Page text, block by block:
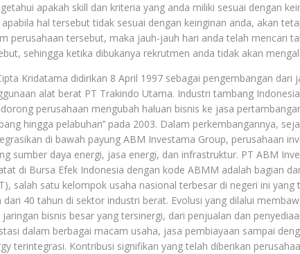
apakah skill dan kriteria yang anda miliki sesuai dengan
apabila hal tersebut tidak sesuai dengan keinginan anda, akan
perusahaan tersebut, maka jauh-jauh hari anda telah mencari
sehingga ketika dibukanya rekrutmen anda tidak akan
Kridatama didirikan 8 April 1997 sebagai pengembangan dari
alat berat PT Trakindo Utama. Industri tambang
perusahaan mengubah haluan bisnis ke jasa
hingga pelabuhan’’ pada 2003. Dalam perkembangannya,
di bawah payung ABM Investama Group, perusahaan
sumber daya energi, jasa energi, dan infrastruktur. PT ABM
di Bursa Efek Indonesia dengan kode ABMM adalah bagian
salah satu kelompok usaha nasional terbesar di negeri ini yang
dari 40 tahun di sektor industri berat. Evolusi yang dilalui
jaringan bisnis besar yang tersinergi, dari penjualan dan
dalam berbagai macam usaha, jasa pembiayaan sampai
terintegrasi. Kontribusi signifikan yang telah diberikan